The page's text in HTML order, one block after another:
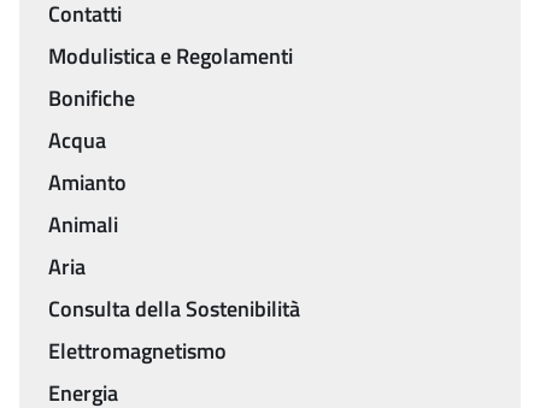
Menu
Contatti
Modulistica e Regolamenti
Bonifiche
Acqua
Amianto
Animali
Aria
Consulta della Sostenibilità
Elettromagnetismo
Energia